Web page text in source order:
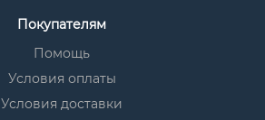
Покупателям
Помощь
Условия оплаты
Условия доставки